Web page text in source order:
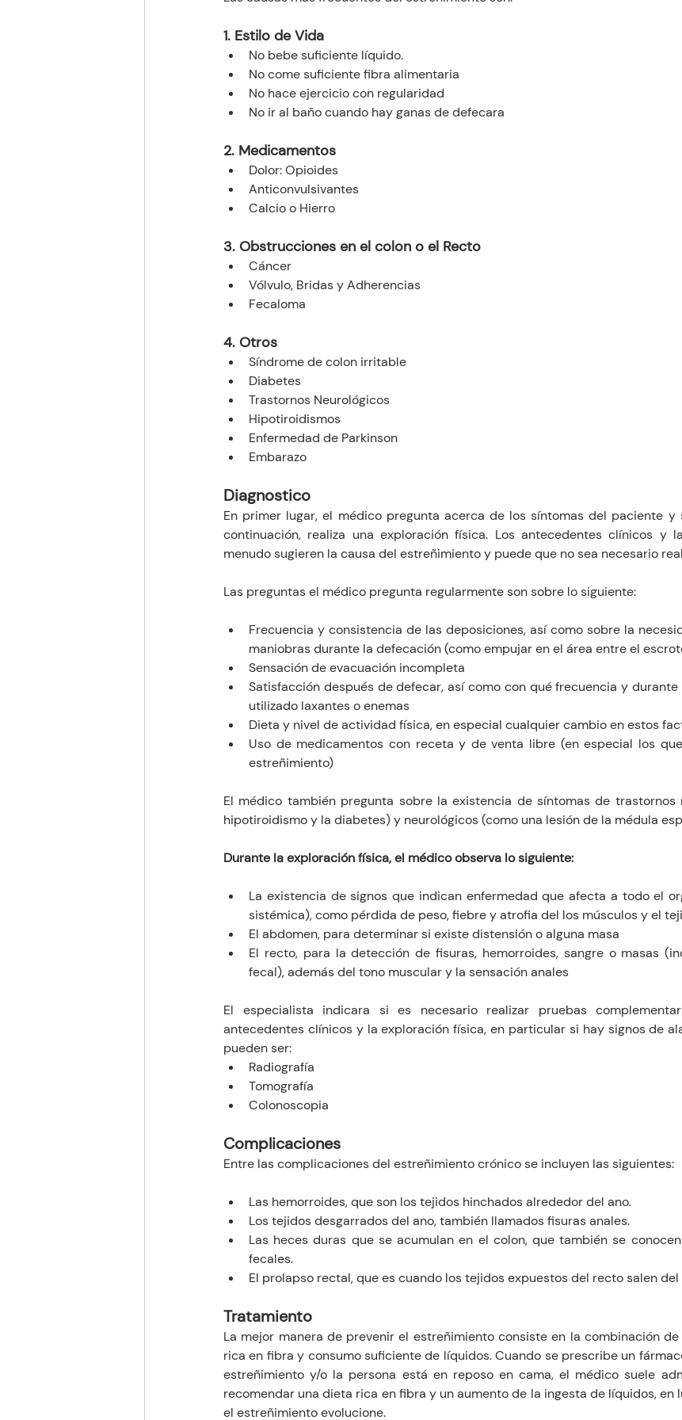
1. Estilo de Vida
No bebe suficiente líquido.
No come suficiente fibra alimentaria
No hace ejercicio con regularidad
No ir al baño cuando hay ganas de defecara
2. Medicamentos
Dolor: Opioides
Anticonvulsivantes
Calcio o Hierro
3. Obstrucciones en el colon o el Recto
Cáncer
Vólvulo, Bridas y Adherencias
Fecaloma
4. Otros
Síndrome de colon irritable
Diabetes
Trastornos Neurológicos
Hipotiroidismos
Enfermedad de Parkinson
Embarazo
Diagnostico
En primer lugar, el médico pregunta acerca de los síntomas del paciente y
continuación, realiza una exploración física. Los antecedentes clínicos y
menudo sugieren la causa del estreñimiento y puede que no sea necesario
Las preguntas el médico pregunta regularmente son sobre lo siguiente:
Frecuencia y consistencia de las deposiciones, así como sobre la
maniobras durante la defecación (como empujar en el área entre el
Sensación de evacuación incompleta
Satisfacción después de defecar, así como con qué frecuencia y
utilizado laxantes o enemas
Dieta y nivel de actividad física, en especial cualquier cambio en estos
Uso de medicamentos con receta y de venta libre (en especial los
estreñimiento)
El médico también pregunta sobre la existencia de síntomas de trastornos
hipotiroidismo y la diabetes) y neurológicos (como una lesión de la médula
Durante la exploración física, el médico observa lo siguiente:
La existencia de signos que indican enfermedad que afecta a todo el
sistémica), como pérdida de peso, fiebre y atrofia del los músculos y el
El abdomen, para determinar si existe distensión o alguna masa
El recto, para la detección de fisuras, hemorroides, sangre o masas
fecal), además del tono muscular y la sensación anales
El especialista indicara si es necesario realizar pruebas
antecedentes clínicos y la exploración física, en particular si hay signos de
pueden ser:
Radiografía
Tomografía
Colonoscopia
Complicaciones
Entre las complicaciones del estreñimiento crónico se incluyen las siguientes:
Las hemorroides, que son los tejidos hinchados alrededor del ano.
Los tejidos desgarrados del ano, también llamados fisuras anales.
Las heces duras que se acumulan en el colon, que también se
fecales.
El prolapso rectal, que es cuando los tejidos expuestos del recto salen
Tratamiento
La mejor manera de prevenir el estreñimiento consiste en la combinación
rica en fibra y consumo suficiente de líquidos. Cuando se prescribe un
estreñimiento y/o la persona está en reposo en cama, el médico suele
recomendar una dieta rica en fibra y un aumento de la ingesta de líquidos, en
el estreñimiento evolucione.